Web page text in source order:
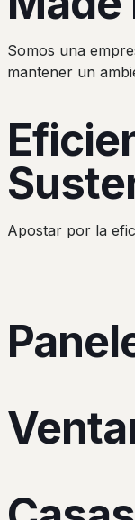
Somos una
mantener un
Apostar por la